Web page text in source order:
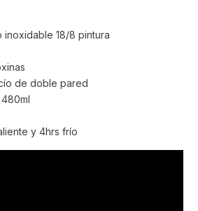
inoxidable 18/8 pintura
de doble pared
y 4hrs frío